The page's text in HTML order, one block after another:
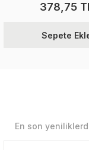
378,75
Sepete
En son